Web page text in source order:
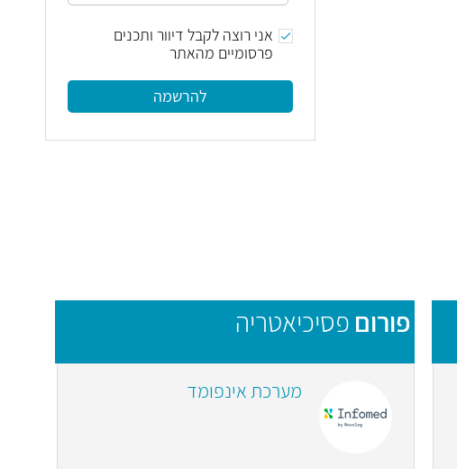
אני רוצה לקבל דיוור ותכנים
פרסומיים מהאתר
להרשמה
פורום פסיכיאטריה
מערכת אינפומד